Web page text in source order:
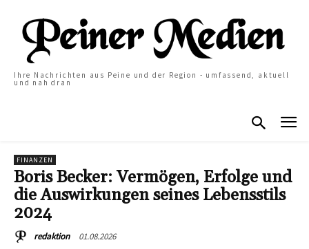
Ihre Nachrichten aus Peine und der Region - umfassend, aktuell
und nah dran
FINANZEN
Boris Becker: Vermögen, Erfolge und
die Auswirkungen seines Lebensstils
2024
redaktion 01.08.2026